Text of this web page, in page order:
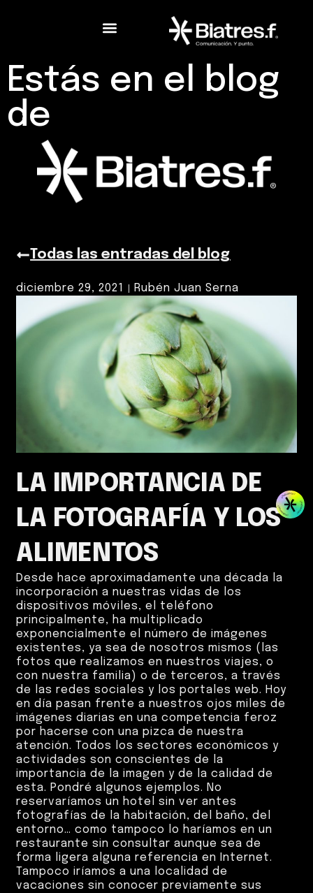
Estás en el blog
de
Todas las entradas del blog
diciembre 29, 2021 Rubén Juan Serna
LA IMPORTANCIA DE
LA FOTOGRAFÍA Y LOS
ALIMENTOS
Desde hace aproximadamente una década la
incorporación a nuestras vidas de los
dispositivos móviles, el teléfono
principalmente, ha multiplicado
exponencialmente el número de imágenes
existentes, ya sea de nosotros mismos (las
fotos que realizamos en nuestros viajes, o
con nuestra familia) o de terceros, a través
de las redes sociales y los portales web. Hoy
en día pasan frente a nuestros ojos miles de
imágenes diarias en una competencia feroz
por hacerse con una pizca de nuestra
atención. Todos los sectores económicos y
actividades son conscientes de la
importancia de la imagen y de la calidad de
esta. Pondré algunos ejemplos. No
reservaríamos un hotel sin ver antes
fotografías de la habitación, del baño, del
entorno… como tampoco lo haríamos en un
restaurante sin consultar aunque sea de
forma ligera alguna referencia en Internet.
Tampoco iríamos a una localidad de
vacaciones sin conocer previamente sus